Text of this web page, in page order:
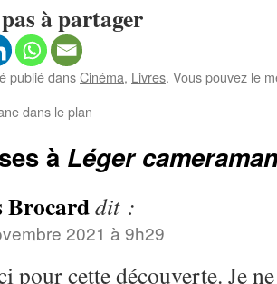
à partager
publié dansCinéma, Livres. Vous pouvez le
dans le plan
à Léger
Brocarddit :
2021 à 9h29
pour cette découverte. Je